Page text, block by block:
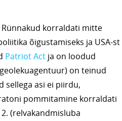
korraldati mitte
õigustamiseks ja USA-st
Patriot Act ja on loodud
on teinud
sellega asi ei piirdu,
pommitamine korraldati
(relvakandmisluba